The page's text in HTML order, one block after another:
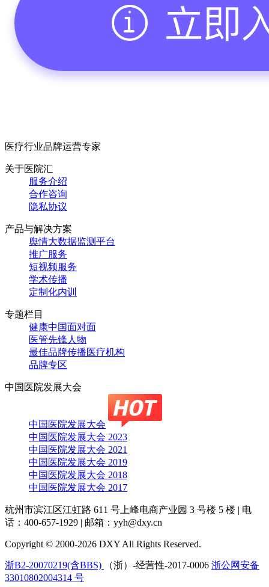
医疗行业品牌运营专家
关于医院汇
服务介绍
合作咨询
隐私协议
产品与解决方案
舆情大数据监测平台
推广服务
短视频服务
学术传播
定制化内训
专题栏目
健康中国面对面
医管先锋人物
最佳品牌传播医疗机构
品牌专区
中国医院发展大会
中国医院发展大会
中国医院发展大会 2023
中国医院发展大会 2021
中国医院发展大会 2019
中国医院发展大会 2018
中国医院发展大会 2017
杭州市滨江区江虹路 611 号上峰电商产业园 3 号楼 5 楼 | 电
话：400-657-1929 | 邮箱：yyh@dxy.cn
Copyright © 2000-2026 DXY All Rights Reserved.
浙B2-20070219(含BBS) （浙）-经营性-2017-0006 浙公网安备
33010802004314 号